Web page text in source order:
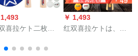
1,493
喜拉ケト二枚の
アの両面テープを
￥ 1,493
红双喜拉ケトは、规